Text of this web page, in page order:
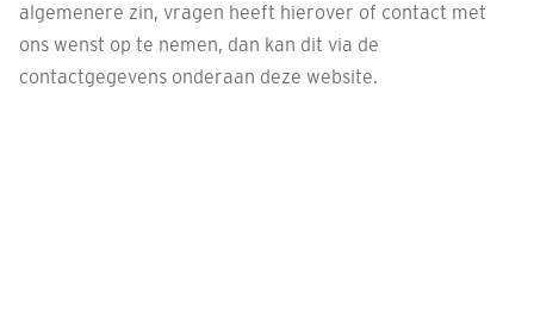
algemenere zin, vragen heeft hierover of contact met
ons wenst op te nemen, dan kan dit via de
contactgegevens onderaan deze website.